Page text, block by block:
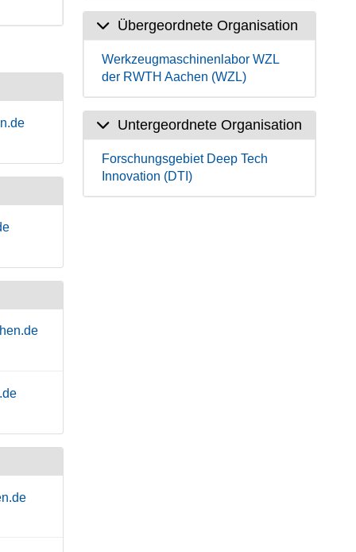
Übergeordnete Organisation
Werkzeugmaschinenlabor WZL
der RWTH Aachen (WZL)
Untergeordnete Organisation
Forschungsgebiet Deep Tech
Innovation (DTI)